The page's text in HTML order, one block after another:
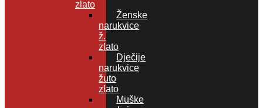
zlato
Ženske
narukvice
ž.
zlato
Dječije
narukvice
žuto
zlato
Muške